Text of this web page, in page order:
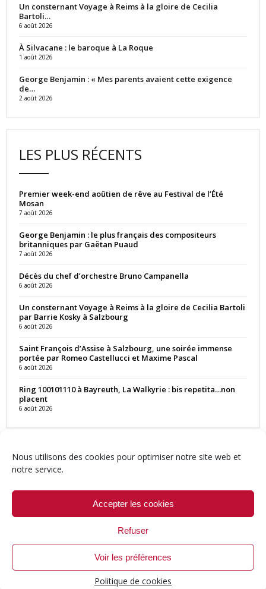
Nous utilisons des cookies pour optimiser notre site web et
notre service.
Accepter les cookies
Refuser
Voir les préférences
Politique de cookies
Un consternant Voyage à Reims à la gloire de Cecilia
Bartoli…
6 août 2026
À Silvacane : le baroque à La Roque
1 août 2026
George Benjamin : « Mes parents avaient cette exigence
de…
2 août 2026
LES PLUS RÉCENTS
Premier week-end aoûtien de rêve au Festival de l’Été
Mosan
7 août 2026
George Benjamin : le plus français des compositeurs
britanniques par Gaëtan Puaud
7 août 2026
Décès du chef d’orchestre Bruno Campanella
6 août 2026
Un consternant Voyage à Reims à la gloire de Cecilia Bartoli
par Barrie Kosky à Salzbourg
6 août 2026
Saint François d’Assise à Salzbourg, une soirée immense
portée par Romeo Castellucci et Maxime Pascal
6 août 2026
Ring 100101110 à Bayreuth, La Walkyrie : bis repetita…non
placent
6 août 2026
© 1999-2026 ResMusica.net Tous droits réservés.